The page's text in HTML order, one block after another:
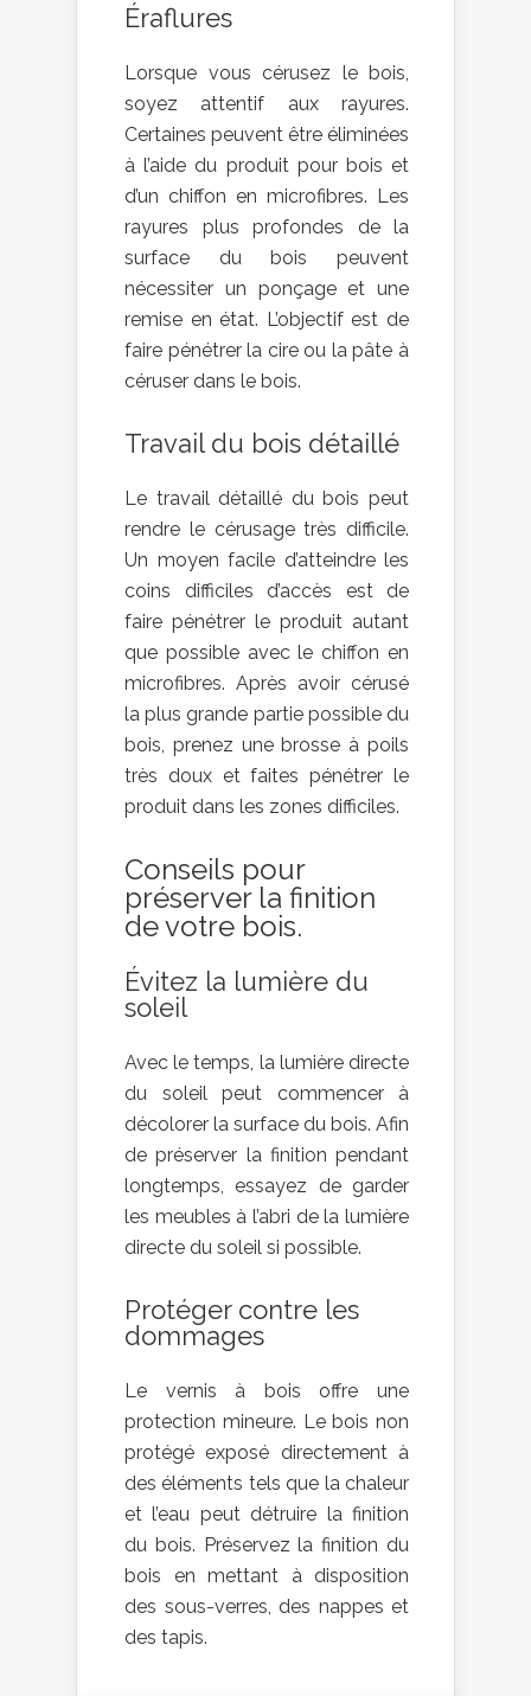
Éraflures
Lorsque vous cérusez le bois,
soyez attentif aux rayures.
Certaines peuvent être éliminées
à l’aide du produit pour bois et
d’un chiffon en microfibres. Les
rayures plus profondes de la
surface du bois peuvent
nécessiter un ponçage et une
remise en état. L’objectif est de
faire pénétrer la cire ou la pâte à
céruser dans le bois.
Travail du bois détaillé
Le travail détaillé du bois peut
rendre le cérusage très difficile.
Un moyen facile d’atteindre les
coins difficiles d’accès est de
faire pénétrer le produit autant
que possible avec le chiffon en
microfibres. Après avoir cérusé
la plus grande partie possible du
bois, prenez une brosse à poils
très doux et faites pénétrer le
produit dans les zones difficiles.
Conseils pour
préserver la finition
de votre bois.
Évitez la lumière du
soleil
Avec le temps, la lumière directe
du soleil peut commencer à
décolorer la surface du bois. Afin
de préserver la finition pendant
longtemps, essayez de garder
les meubles à l’abri de la lumière
directe du soleil si possible.
Protéger contre les
dommages
Le vernis à bois offre une
protection mineure. Le bois non
protégé exposé directement à
des éléments tels que la chaleur
et l’eau peut détruire la finition
du bois. Préservez la finition du
bois en mettant à disposition
des sous-verres, des nappes et
des tapis.